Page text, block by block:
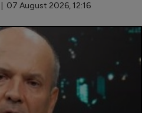
| 07 August 2026, 12:16